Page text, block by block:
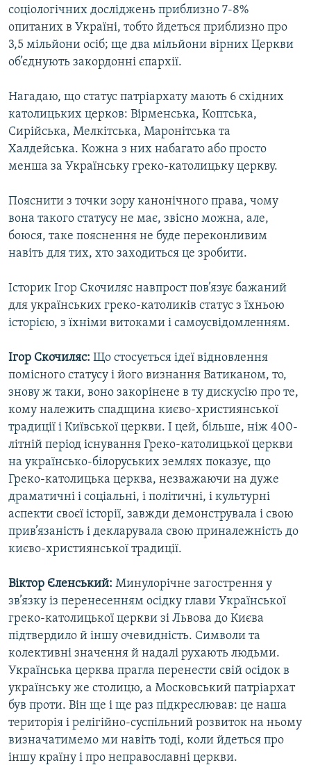
соціологічних досліджень приблизно 7-8%
опитаних в Україні, тобто йдеться приблизно про
3,5 мільйони осіб; ще два мільйони вірних Церкви
об’єднують закордонні єпархії.
Нагадаю, що статус патріархату мають 6 східних
католицьких церков: Вірменська, Коптська,
Сирійська, Мелкітська, Маронітська та
Халдейська. Кожна з них набагато або просто
менша за Українську греко-католицьку церкву.
Пояснити з точки зору канонічного права, чому
вона такого статусу не має, звісно можна, але,
боюся, таке пояснення не буде переконливим
навіть для тих, хто заходиться це зробити.
Історик Ігор Скочиляс навпрост пов’язує бажаний
для українських греко-католиків статус з їхньою
історією, з їхніми витоками і самоусвідомленням.
Ігор Скочиляс: Що стосується ідеї відновлення
помісного статусу і його визнання Ватиканом, то,
знову ж таки, воно закорінене в ту дискусію про те,
кому належить спадщина києво-християнської
традиції і Київської церкви. І цей, більше, ніж 400-
літній період існування Греко-католицької церкви
на українсько-білоруських землях показує, що
Греко-католицька церква, незважаючи на дуже
драматичні і соціальні, і політичні, і культурні
аспекти своєї історії, завжди демонструвала і свою
прив’язаність і декларувала свою приналежність до
києво-християнської традиції.
Віктор Єленський: Минулорічне загострення у
зв’язку із перенесенням осідку глави Української
греко-католицької церкви зі Львова до Києва
підтвердило й іншу очевидність. Символи та
колективні значення й надалі рухають людьми.
Українська церква прагла перенести свій осідок в
українську же столицю, а Московський патріархат
був проти. Він ще і ще раз підкреслював: це наша
територія і релігійно-суспільний розвиток на ньому
визначатимемо ми навіть тоді, коли йдеться про
іншу країну і про неправославні церкви.